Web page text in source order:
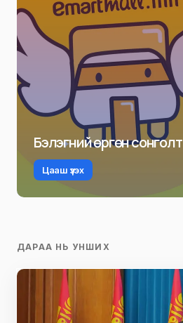
Бэлэгний өргөн сонголт
Цааш үзэх
ДАРАА НЬ УНШИХ